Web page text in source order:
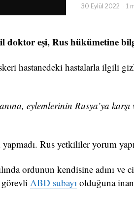
30 Eylül 2022 1
eşi, Rus hükümetine
hastanedeki hastalarla ilgili
eylemlerinin Rusya’ya
Rus yetkililer yorum
ordunun kendisine adını
görevli ABD subayı olduğuna